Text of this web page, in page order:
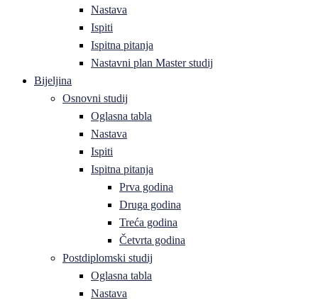
Nastava
Ispiti
Ispitna pitanja
Nastavni plan Master studij
Bijeljina
Osnovni studij
Oglasna tabla
Nastava
Ispiti
Ispitna pitanja
Prva godina
Druga godina
Treća godina
Četvrta godina
Postdiplomski studij
Oglasna tabla
Nastava